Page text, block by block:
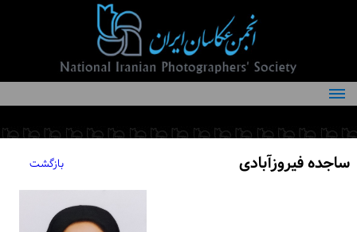
درباره انجمن
کمیته‌های انجمن
اعضاء انجمنساجده فیروزآبادی بازگشت